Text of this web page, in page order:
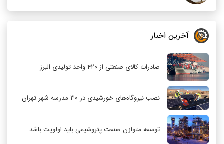
آخرین اخبار
صادرات کالای صنعتی از ۴۲۰ واحد تولیدی البرز
نصب نیروگاه‌های خورشیدی در ۳۰ مدرسه شهر تهران
توسعه متوازن صنعت پتروشیمی باید اولویت باشد